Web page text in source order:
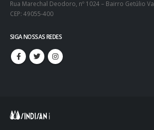
Rua Marechal Deodoro, nº 1024 – Bairro Getúlio